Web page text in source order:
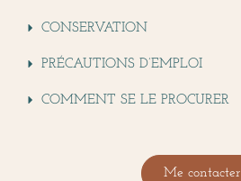
CONSERVATION
PRÉCAUTIONS D’EMPLOI
COMMENT SE LE PROCURER
Me contacter